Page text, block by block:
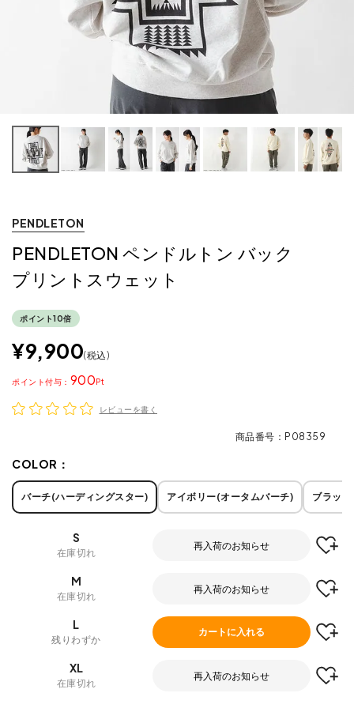
PENDLETON
PENDLETON ペンドルトン バック
プリントスウェット
ポイント10倍
¥9,900 税込
900
ポイント
レビューを書く
商品番号 P08359
COLOR：
バーチ(ハーディングスター) アイボリー(オータムバーチ) ブラッ
S
在庫切れ
再入荷のお知らせ
M
在庫切れ
再入荷のお知らせ
L
残りわずか
カートに入れる
XL
在庫切れ
再入荷のお知らせ